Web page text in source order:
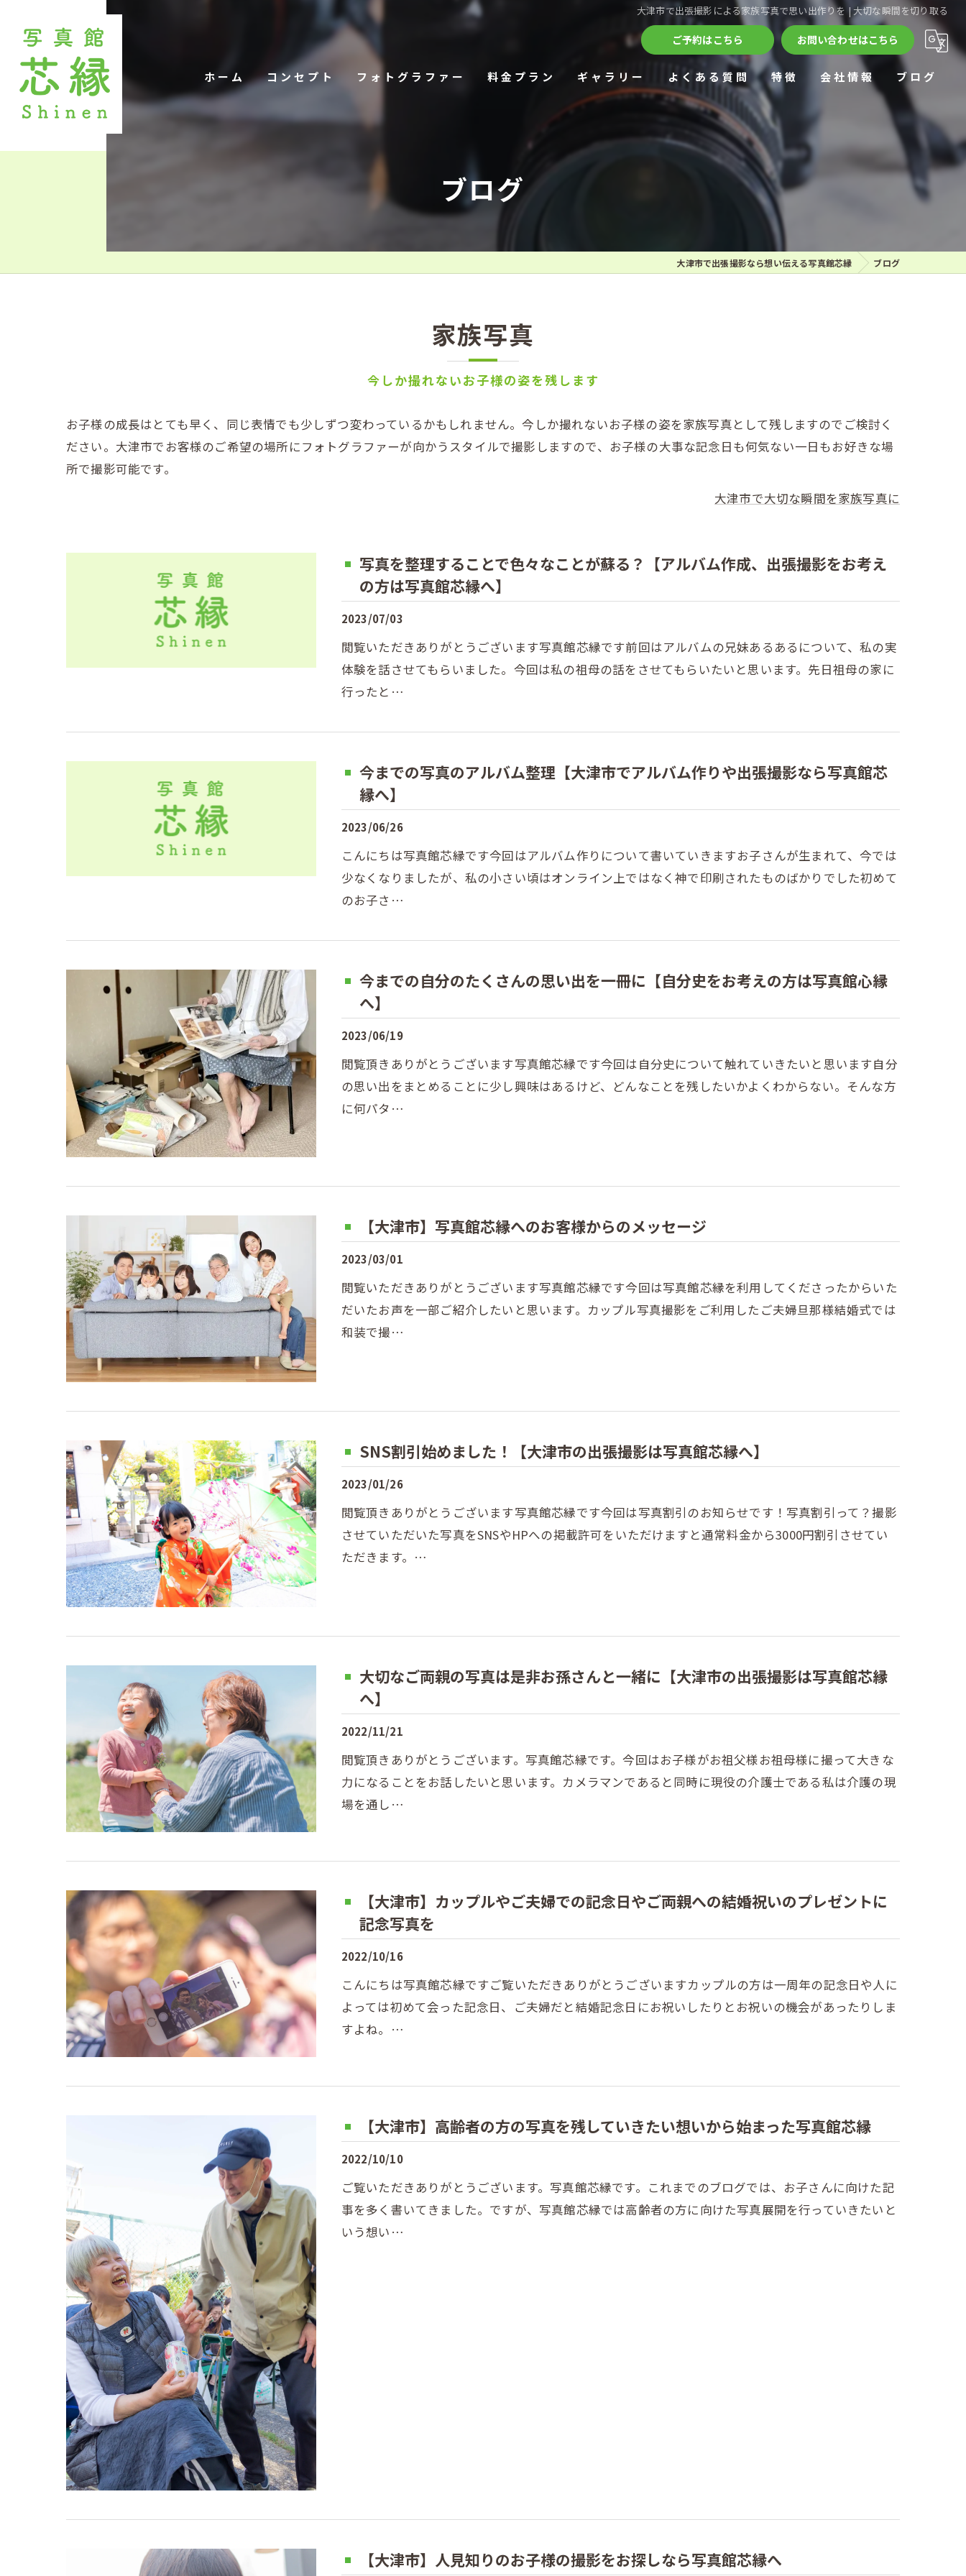
大津市で出張撮影による家族写真で思い出作りを | 大切な瞬間を切り取る
ご予約はこちら お問い合わせはこちら
ホーム コンセプト フォトグラファー 料金プラン ギャラリー よくある質問 特徴
家族写真
遺影撮影
七五三
カップルフォト
アルバム
会社情報 ブログ
ブログ
大津市で出張撮影なら想い伝える写真館芯縁 ブログ
家族写真
今しか撮れないお子様の姿を残します
お子様の成長はとても早く、同じ表情でも少しずつ変わっているかもしれません。今しか撮れないお子様の姿を家族写真として残しますのでご検討く
ださい。大津市でお客様のご希望の場所にフォトグラファーが向かうスタイルで撮影しますので、お子様の大事な記念日も何気ない一日もお好きな場
所で撮影可能です。
大津市で大切な瞬間を家族写真に
写真を整理することで色々なことが蘇る？【アルバム作成、出張撮影をお考え
の方は写真館芯縁へ】
2023/07/03
閲覧いただきありがとうございます写真館芯縁です前回はアルバムの兄妹あるあるについて、私の実
体験を話させてもらいました。今回は私の祖母の話をさせてもらいたいと思います。先日祖母の家に
行ったと…
今までの写真のアルバム整理【大津市でアルバム作りや出張撮影なら写真館芯
縁へ】
2023/06/26
こんにちは写真館芯縁です今回はアルバム作りについて書いていきますお子さんが生まれて、今では
少なくなりましたが、私の小さい頃はオンライン上ではなく神で印刷されたものばかりでした初めて
のお子さ…
今までの自分のたくさんの思い出を一冊に【自分史をお考えの方は写真館心縁
へ】
2023/06/19
閲覧頂きありがとうございます写真館芯縁です今回は自分史について触れていきたいと思います自分
の思い出をまとめることに少し興味はあるけど、どんなことを残したいかよくわからない。そんな方
に何パタ…
【大津市】写真館芯縁へのお客様からのメッセージ
2023/03/01
閲覧いただきありがとうございます写真館芯縁です今回は写真館芯縁を利用してくださったからいた
だいたお声を一部ご紹介したいと思います。カップル写真撮影をご利用したご夫婦旦那様結婚式では
和装で撮…
SNS割引始めました！【大津市の出張撮影は写真館芯縁へ】
2023/01/26
閲覧頂きありがとうございます写真館芯縁です今回は写真割引のお知らせです！写真割引って？撮影
させていただいた写真をSNSやHPへの掲載許可をいただけますと通常料金から3000円割引させてい
ただきます。…
大切なご両親の写真は是非お孫さんと一緒に【大津市の出張撮影は写真館芯縁
へ】
2022/11/21
閲覧頂きありがとうございます。写真館芯縁です。今回はお子様がお祖父様お祖母様に撮って大きな
力になることをお話したいと思います。カメラマンであると同時に現役の介護士である私は介護の現
場を通し…
【大津市】カップルやご夫婦での記念日やご両親への結婚祝いのプレゼントに
記念写真を
2022/10/16
こんにちは写真館芯縁ですご覧いただきありがとうございますカップルの方は一周年の記念日や人に
よっては初めて会った記念日、ご夫婦だと結婚記念日にお祝いしたりとお祝いの機会があったりしま
すよね。…
【大津市】高齢者の方の写真を残していきたい想いから始まった写真館芯縁
2022/10/10
ご覧いただきありがとうございます。写真館芯縁です。これまでのブログでは、お子さんに向けた記
事を多く書いてきました。ですが、写真館芯縁では高齢者の方に向けた写真展開を行っていきたいと
いう想い…
【大津市】人見知りのお子様の撮影をお探しなら写真館芯縁へ